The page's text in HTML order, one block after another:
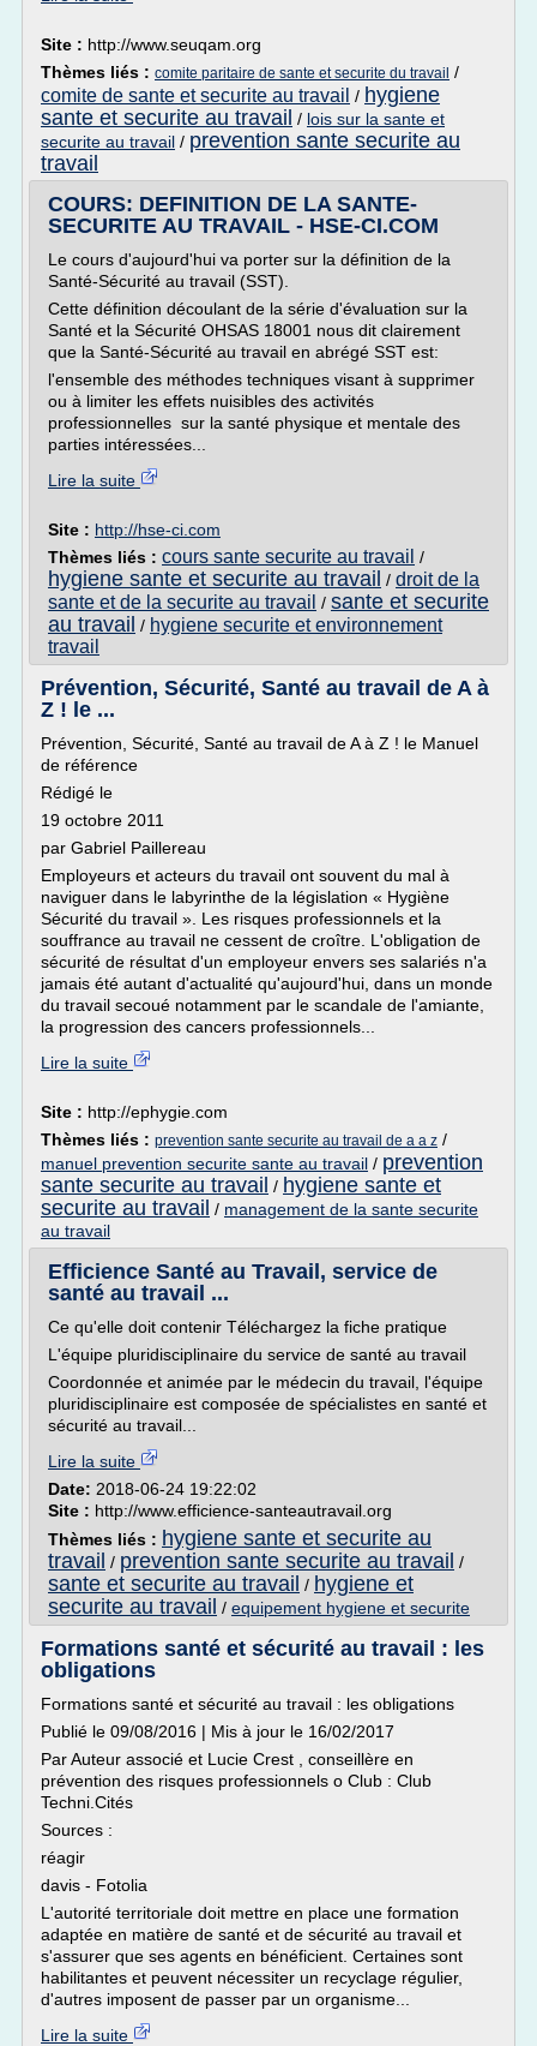
Site : http://www.seuqam.org
Thèmes liés : comite paritaire de sante et securite du travail /
comite de sante et securite au travail / hygiene
sante et securite au travail / lois sur la sante et
securite au travail / prevention sante securite au
travail
COURS: DEFINITION DE LA SANTE-
SECURITE AU TRAVAIL - HSE-CI.COM
Le cours d'aujourd'hui va porter sur la définition de la
Santé-Sécurité au travail (SST).
Cette définition découlant de la série d'évaluation sur la
Santé et la Sécurité OHSAS 18001 nous dit clairement
que la Santé-Sécurité au travail en abrégé SST est:
l'ensemble des méthodes techniques visant à supprimer
ou à limiter les effets nuisibles des activités
professionnelles sur la santé physique et mentale des
parties intéressées...
Lire la suite
Site : http://hse-ci.com
Thèmes liés : cours sante securite au travail /
hygiene sante et securite au travail / droit de la
sante et de la securite au travail / sante et securite
au travail / hygiene securite et environnement
travail
Prévention, Sécurité, Santé au travail de A à
Z ! le ...
Prévention, Sécurité, Santé au travail de A à Z ! le Manuel
de référence
Rédigé le
19 octobre 2011
par Gabriel Paillereau
Employeurs et acteurs du travail ont souvent du mal à
naviguer dans le labyrinthe de la législation « Hygiène
Sécurité du travail ». Les risques professionnels et la
souffrance au travail ne cessent de croître. L'obligation de
sécurité de résultat d'un employeur envers ses salariés n'a
jamais été autant d'actualité qu'aujourd'hui, dans un monde
du travail secoué notamment par le scandale de l'amiante,
la progression des cancers professionnels...
Lire la suite
Site : http://ephygie.com
Thèmes liés : prevention sante securite au travail de a a z /
manuel prevention securite sante au travail / prevention
sante securite au travail / hygiene sante et
securite au travail / management de la sante securite
au travail
Efficience Santé au Travail, service de
santé au travail ...
Ce qu'elle doit contenir Téléchargez la fiche pratique
L'équipe pluridisciplinaire du service de santé au travail
Coordonnée et animée par le médecin du travail, l'équipe
pluridisciplinaire est composée de spécialistes en santé et
sécurité au travail...
Lire la suite
Date: 2018-06-24 19:22:02
Site : http://www.efficience-santeautravail.org
Thèmes liés : hygiene sante et securite au
travail / prevention sante securite au travail /
sante et securite au travail / hygiene et
securite au travail / equipement hygiene et securite
Formations santé et sécurité au travail : les
obligations
Formations santé et sécurité au travail : les obligations
Publié le 09/08/2016 | Mis à jour le 16/02/2017
Par Auteur associé et Lucie Crest , conseillère en
prévention des risques professionnels o Club : Club
Techni.Cités
Sources :
réagir
davis - Fotolia
L'autorité territoriale doit mettre en place une formation
adaptée en matière de santé et de sécurité au travail et
s'assurer que ses agents en bénéficient. Certaines sont
habilitantes et peuvent nécessiter un recyclage régulier,
d'autres imposent de passer par un organisme...
Lire la suite